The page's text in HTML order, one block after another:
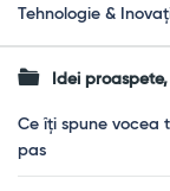
Tehnologie &
Idei
Ce îți spune vocea
pas